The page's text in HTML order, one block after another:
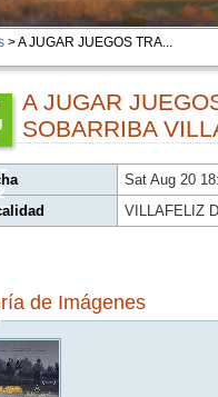
> A JUGAR JUEGOS TRA...
A JUGAR
SOBARRIBA
Sat Aug 20
VILLAFELIZ
de Imágenes